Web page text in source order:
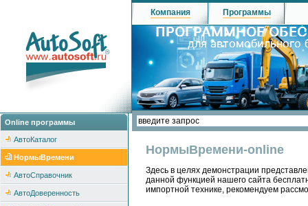
Online программы
АвтоКаталог
НормыВремени
АвтоСправочник
АвтоДоверенность
Компания Программы
НормыВремени-online
Здесь в целях демонстрации
данной функцией нашего сайта
импортной технике, рекомендуем